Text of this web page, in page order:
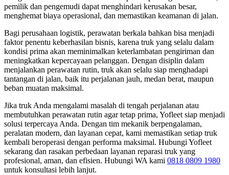
pemilik dan pengemudi dapat menghindari kerusakan besar,
menghemat biaya operasional, dan memastikan keamanan di jalan.
Bagi perusahaan logistik, perawatan berkala bahkan bisa menjadi
faktor penentu keberhasilan bisnis, karena truk yang selalu dalam
kondisi prima akan meminimalkan keterlambatan pengiriman dan
meningkatkan kepercayaan pelanggan. Dengan disiplin dalam
menjalankan perawatan rutin, truk akan selalu siap menghadapi
tantangan di jalan, baik itu perjalanan jauh, medan berat, maupun
beban muatan maksimal.
Jika truk Anda mengalami masalah di tengah perjalanan atau
membutuhkan perawatan rutin agar tetap prima, Yofleet siap menjadi
solusi terpercaya Anda. Dengan tim mekanik berpengalaman,
peralatan modern, dan layanan cepat, kami memastikan setiap truk
kembali beroperasi dengan performa maksimal. Hubungi Yofleet
sekarang dan rasakan perbedaan layanan reparasi truk yang
profesional, aman, dan efisien. Hubungi WA kami 0818 0809 1980
untuk konsultasi lebih lanjut.